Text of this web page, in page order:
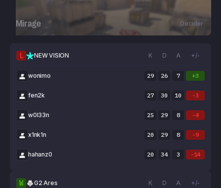
Mirage Decider
L NEW VISION K D A +/-
wonimo 29 26 7 +3
fen2k 27 30 10 -3
w0l33n 25 29 8 -4
x1nk1n 20 29 8 -9
hahanz0 20 34 3 -14
W G2 Ares K D A +/-